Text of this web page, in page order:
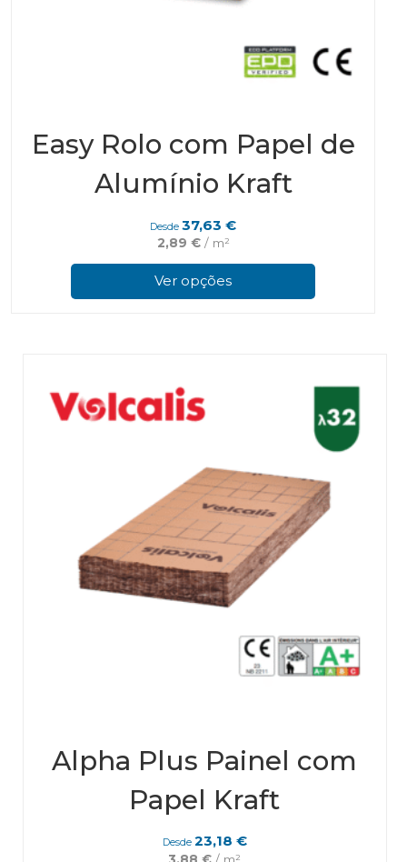
Easy Rolo com Papel de
Alumínio Kraft
Desde37,63€
2,89 €/ m²
Ver opções
Alpha Plus Painel com
Papel Kraft
Desde 23,18 €